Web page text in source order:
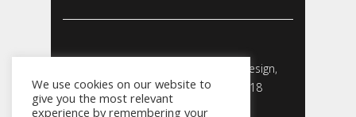
Webadesign - Empresa de Webdesign,
Desenvolvimento de Sites - 2018
CNPJ: 23.856.204/0001-­24
We use cookies on our website to
give you the most relevant
experience by remembering your